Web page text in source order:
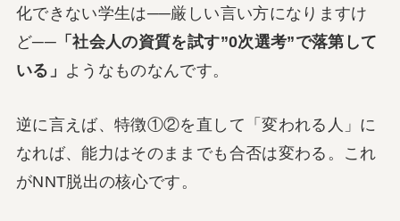
化できない学生は──厳しい言い方になりますけ
ど──「社会人の資質を試す”0次選考”で落第して
いる」 ようなものなんです。
逆に言えば、特徴①②を直して「変われる人」に
なれば、能力はそのままでも合否は変わる。これ
がNNT脱出の核心です。